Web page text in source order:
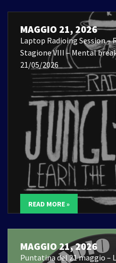
MAGGIO 21, 2026
Laptop Radioing Session –
Stagione VIII – Mental
21/05/2026
READ MORE »
MAGGIO 21, 2026
Puntatina del 21 maggio –